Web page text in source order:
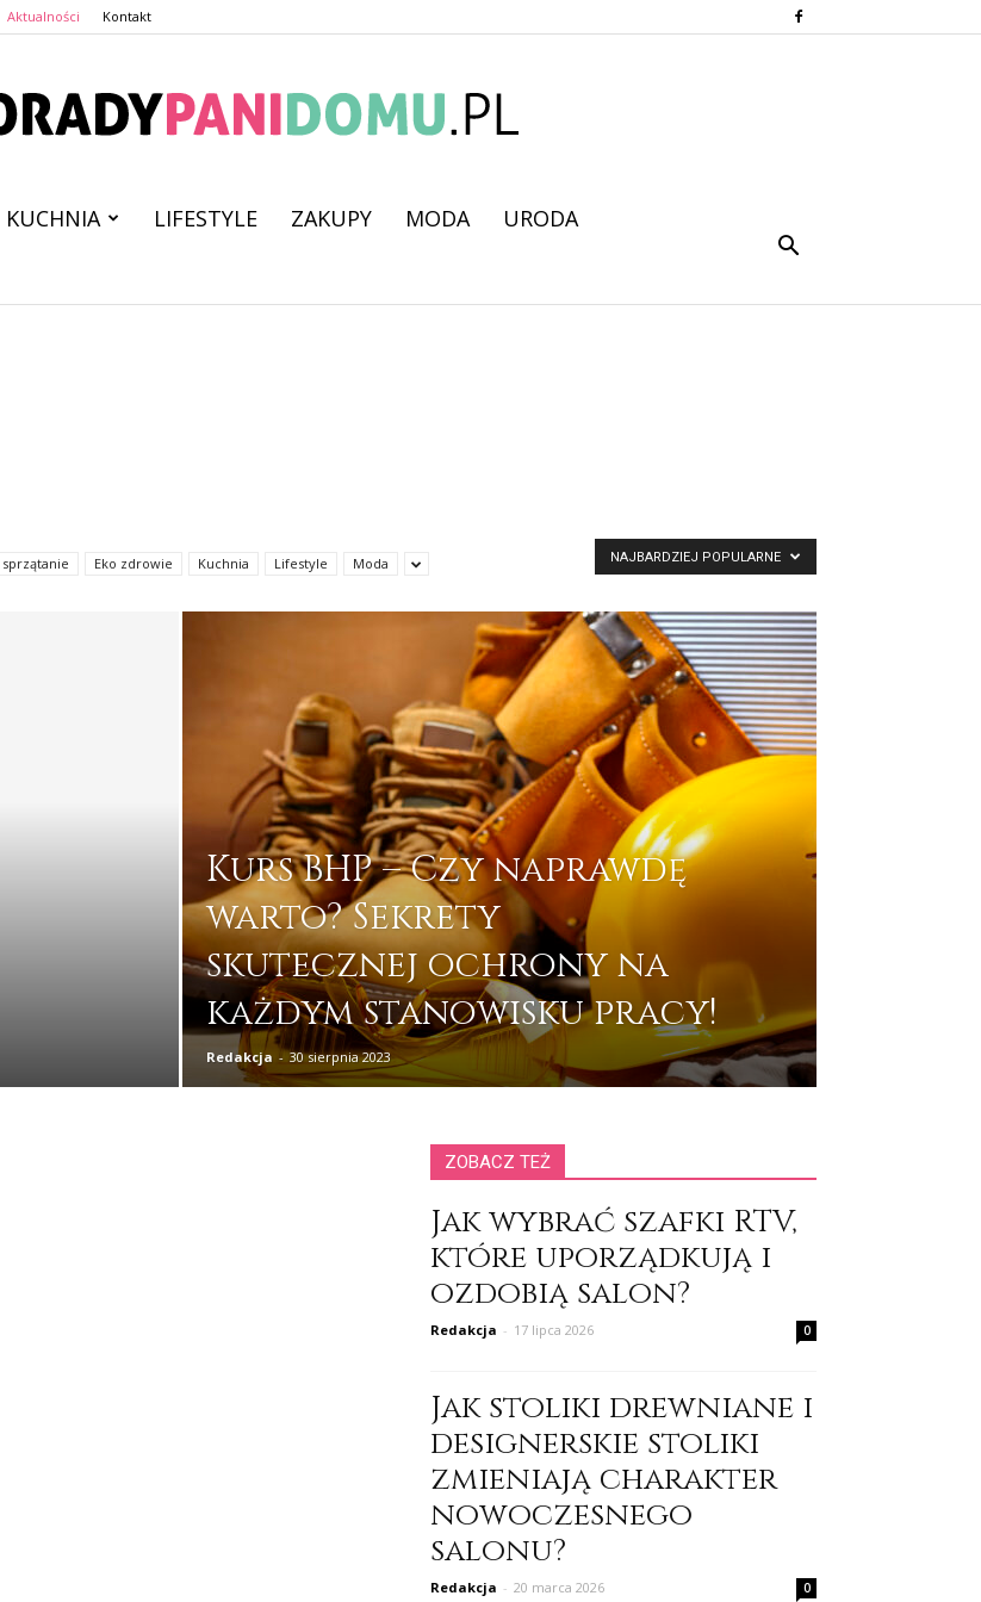
Aktualności Kontakt
KUCHNIA LIFESTYLE ZAKUPY MODA
URODA
sprzątanie Eko zdrowie Kuchnia Lifestyle Moda NAJBARDZIEJ POPULARNE
Kurs BHP – Czy naprawdę
warto? Sekrety
skutecznej ochrony na
każdym stanowisku pracy!
Redakcja - 30 sierpnia 2023
ZOBACZ TEŻ
Jak wybrać szafki RTV,
które uporządkują i
ozdobią salon?
Redakcja - 17 lipca 2026 0
Jak stoliki drewniane i
designerskie stoliki
zmieniają charakter
nowoczesnego
salonu?
Redakcja - 20 marca 2026 0